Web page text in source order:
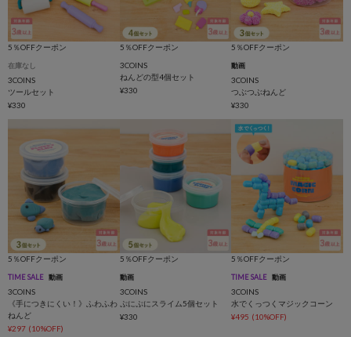
5％OFFクーポン
在庫なし
3COINS
ツールセット
¥330
5％OFFクーポン
3COINS
ねんどの型4個セット
¥330
5％OFFクーポン
動画
3COINS
つぶつぶねんど
¥330
5％OFFクーポン
TIME SALE 動画
3COINS
《手につきにくい！》ふわふわ
ねんど
¥297 (10%OFF)
5％OFFクーポン
動画
3COINS
ぷにぷにスライム5個セット
¥330
5％OFFクーポン
TIME SALE 動画
3COINS
水でくっつくマジックコーン
¥495 (10%OFF)